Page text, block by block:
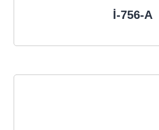
İ-756-A